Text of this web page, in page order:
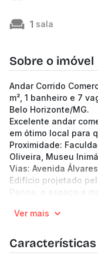
1 sala
Sobre o imóvel
Andar Corrido
m², 1 banheiro e 7
Belo Horizonte/MG.
Excelente andar
em ótimo local para
Proximidade:
Oliveira, Museu
Vias: Avenida
Edifício projetado
Penna, o espaço é
m), sendo bastante
possibilidades de
7 vagas de garagem.
Ver mais
Características